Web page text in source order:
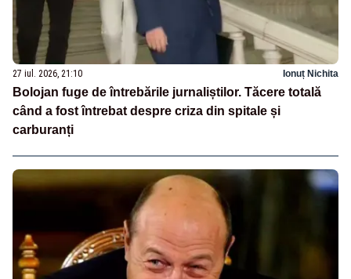
27 iul. 2026, 21:10 Ionuț Nichita
Bolojan fuge de întrebările jurnaliștilor. Tăcere totală
când a fost întrebat despre criza din spitale și
carburanți